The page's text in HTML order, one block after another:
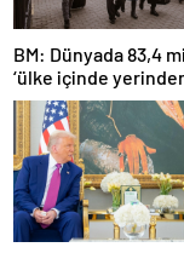
BM: Dünyada 83,4
‘ülke içinde
olarak yaşıyor